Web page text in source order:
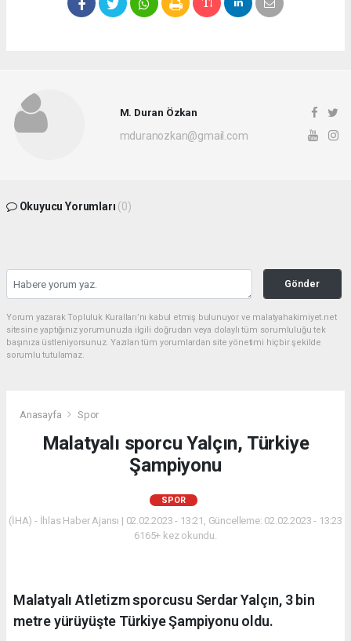
M. Duran Özkan
mduranozkan@gmail.com
Okuyucu Yorumları (0)
Gönder
Yorum yazarak Topluluk Kuralları’nı kabul etmiş bulunuyor ve malatyahakimiyet.net
sitesine yaptığınız yorumunuzla ilgili doğrudan veya dolaylı tüm sorumluluğu tek
başınıza üstleniyorsunuz. Yazılan tüm yorumlardan site yönetimi hiçbir şekilde
sorumlu tutulamaz.
Anasayfa Spor
Malatyalı sporcu Yalçın, Türkiye
Şampiyonu
SPOR
(İHA) - İhlas Haber Ajansı | 02.02.2023 - 13:21, Güncelleme: 02.02.2023 - 13:23
6165+ kez okundu.
Malatyalı Atletizm sporcusu Serdar Yalçın, 3 bin
metre yürüyüşte Türkiye Şampiyonu oldu.